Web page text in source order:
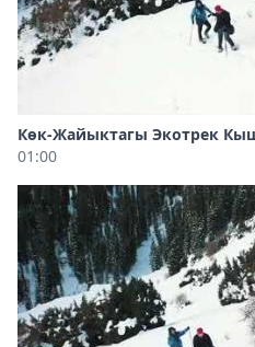
Көк-Жайыктагы Экотрек
01:00